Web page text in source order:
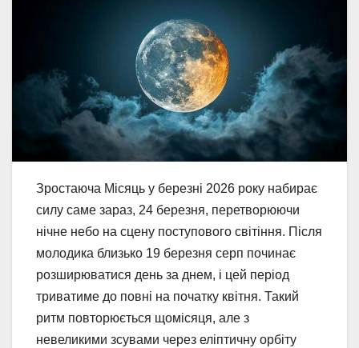
Зростаюча Місяць у березні 2026 року набирає
силу саме зараз, 24 березня, перетворюючи
нічне небо на сцену поступового світіння. Після
молодика близько 19 березня серп починає
розширюватися день за днем, і цей період
триватиме до повні на початку квітня. Такий
ритм повторюється щомісяця, але з
невеликими зсувами через еліптичну орбіту